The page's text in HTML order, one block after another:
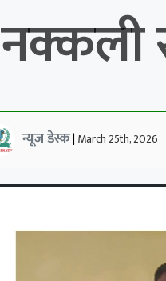
नक्कली
न्यूज डेस्क| March 25th, 2026